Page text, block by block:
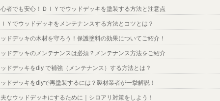
者でも安心！ＤＩＹでウッドデッキを塗装する方法と注意点
Ｙでウッドデッキをメンテナンスする方法とコツとは？
ドデッキの木材を守ろう！保護塗料の効果についてご紹介！
ドデッキのメンテナンスは必須？メンテナンス方法をご紹介
ドデッキをdiy で補強（メンテナンス）する方法とは？
ドデッキをdiyで再塗装するには？製材業者が一挙解説！
なウッドデッキにするために｜シロアリ対策をしよう！